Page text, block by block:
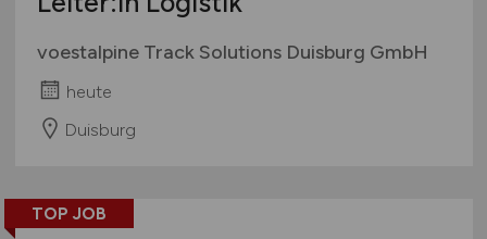
voestalpine Track Solutions Duisburg GmbH
heute
Duisburg
TOP JOB